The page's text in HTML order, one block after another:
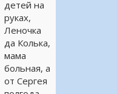
детей на
руках,
Леночка
да Колька,
мама
больная, а
от Сергея